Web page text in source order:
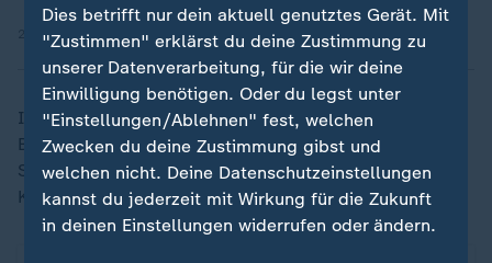
26.11.2024 | 3:15 min
In den beiden weiteren Spielen mit deutscher
Beteiligung empfängt Bayer Leverkusen die Gäste aus
Salzburg, RB Leipzig muss ohne den verletzten Lukas
Klostermann bei Inter Mailand antreten.
Dies betrifft nur dein aktuell genutztes Gerät. Mit
"Zustimmen" erklärst du deine Zustimmung zu
unserer Datenverarbeitung, für die wir deine
Einwilligung benötigen. Oder du legst unter
"Einstellungen/Ablehnen" fest, welchen
Zwecken du deine Zustimmung gibst und
welchen nicht. Deine Datenschutzeinstellungen
kannst du jederzeit mit Wirkung für die Zukunft
in deinen Einstellungen widerrufen oder ändern.